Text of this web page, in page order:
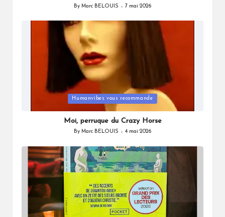
Posted
By Marc BELOUIS 7 mai 2026
Humanvibes vous recommande
Moi, perruque du Crazy Horse
Posted
By Marc BELOUIS 4 mai 2026